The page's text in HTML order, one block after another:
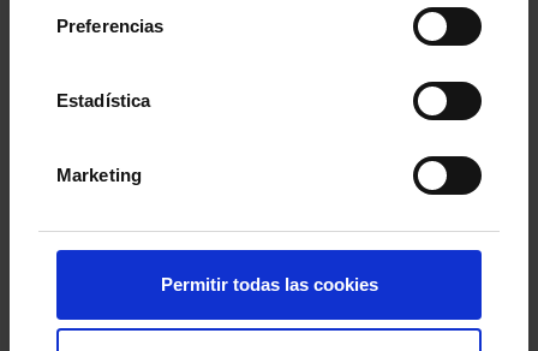
Preferencias
Estadística
Marketing
Permitir todas las cookies
El Celta Fortuna sumó un punto de mucho mérito